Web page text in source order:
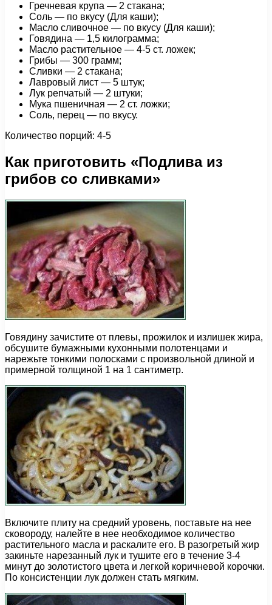
Гречневая крупа — 2 стакана;
Соль — по вкусу (Для каши);
Масло сливочное — по вкусу (Для каши);
Говядина — 1,5 килограмма;
Масло растительное — 4-5 ст. ложек;
Грибы — 300 грамм;
Сливки — 2 стакана;
Лавровый лист — 5 штук;
Лук репчатый — 2 штуки;
Мука пшеничная — 2 ст. ложки;
Соль, перец — по вкусу.
Количество порций: 4-5
Как приготовить «Подлива из
грибов со сливками»
Говядину зачистите от плевы, прожилок и излишек жира,
обсушите бумажными кухонными полотенцами и
нарежьте тонкими полосками с произвольной длиной и
примерной толщиной 1 на 1 сантиметр.
Включите плиту на средний уровень, поставьте на нее
сковороду, налейте в нее необходимое количество
растительного масла и раскалите его. В разогретый жир
закиньте нарезанный лук и тушите его в течение 3-4
минут до золотистого цвета и легкой коричневой корочки.
По консистенции лук должен стать мягким.